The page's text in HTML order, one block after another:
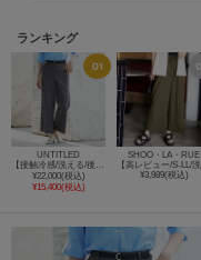
ランキング
UNTITLED
【接触冷感/洗える/後ろウエストゴム】オックスワイドパンツ
¥22,000(税込)
¥15,400(税込)
SHOO・LA・RUE
¥3,989(税込)